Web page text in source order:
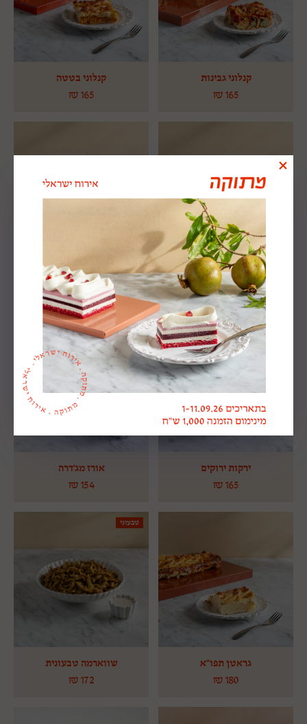
קנלוני גבינות
₪ 165
קנלוני בטטה
₪ 165
פסטה שמנת פטריות
₪ 165
פסטה ברוטב עגבניות
₪ 165
ללא גלוטן טבעוני
ירקות ירוקים
₪ 165
טבעוני
אורז מג'דרה
₪ 154
גראטן תפו"א
₪ 180
טבעוני
שווארמה טבעונית
₪ 172